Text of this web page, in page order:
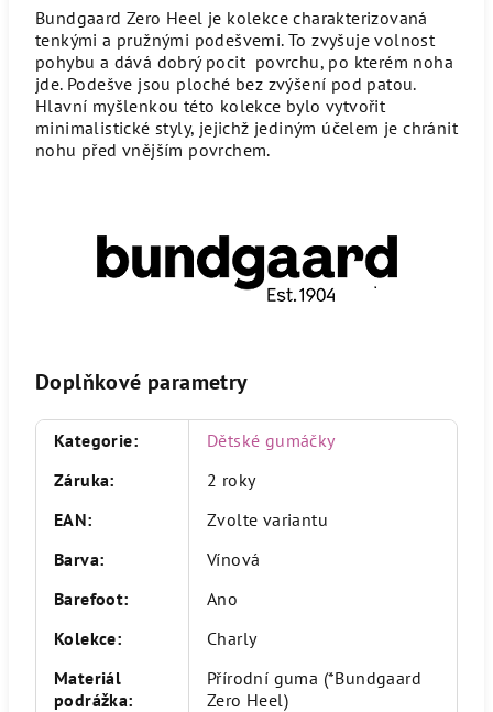
Bundgaard Zero Heel je kolekce charakterizovaná
tenkými a pružnými podešvemi. To zvyšuje volnost
pohybu a dává dobrý pocit povrchu, po kterém noha
jde. Podešve jsou ploché bez zvýšení pod patou.
Hlavní myšlenkou této kolekce bylo vytvořit
minimalistické styly, jejichž jediným účelem je chránit
nohu před vnějším povrchem.
Doplňkové parametry
Kategorie:
Dětské gumáčky
Záruka:
2 roky
EAN:
Zvolte variantu
Barva:
Vínová
Barefoot:
Ano
Kolekce:
Charly
Materiál
podrážka:
Přírodní guma (*Bundgaard
Zero Heel)